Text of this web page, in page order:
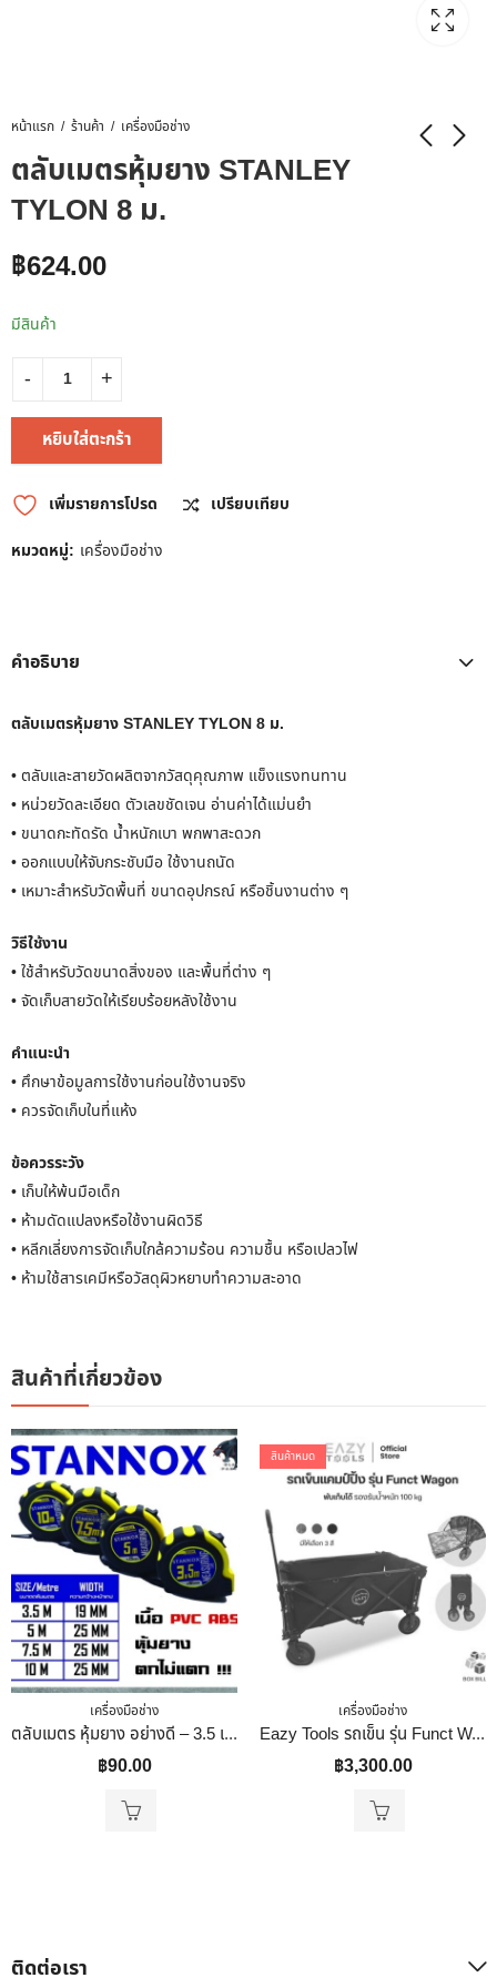
หน้าแรก ร้านค้า เครื่องมือช่าง
ตลับเมตรหุ้มยาง STANLEY
TYLON 8 ม.
฿624.00
มีสินค้า
หยิบใส่ตะกร้า
เพิ่มรายการโปรด
เปรียบเทียบ
หมวดหมู่: เครื่องมือช่าง
คำอธิบาย
ตลับเมตรหุ้มยาง STANLEY TYLON 8 ม.
• ตลับและสายวัดผลิตจากวัสดุคุณภาพ แข็งแรงทนทาน
• หน่วยวัดละเอียด ตัวเลขชัดเจน อ่านค่าได้แม่นยำ
• ขนาดกะทัดรัด น้ำหนักเบา พกพาสะดวก
• ออกแบบให้จับกระชับมือ ใช้งานถนัด
• เหมาะสำหรับวัดพื้นที่ ขนาดอุปกรณ์ หรือชิ้นงานต่าง ๆ
วิธีใช้งาน
• ใช้สำหรับวัดขนาดสิ่งของ และพื้นที่ต่าง ๆ
• จัดเก็บสายวัดให้เรียบร้อยหลังใช้งาน
คำแนะนำ
• ศึกษาข้อมูลการใช้งานก่อนใช้งานจริง
• ควรจัดเก็บในที่แห้ง
ข้อควรระวัง
• เก็บให้พ้นมือเด็ก
• ห้ามดัดแปลงหรือใช้งานผิดวิธี
• หลีกเลี่ยงการจัดเก็บใกล้ความร้อน ความชื้น หรือเปลวไฟ
• ห้ามใช้สารเคมีหรือวัสดุผิวหยาบทำความสะอาด
สินค้าที่เกี่ยวข้อง
เครื่องมือช่าง
ตลับเมตร หุ้มยาง อย่างดี – 3.5 เมตร STANNOX
฿90.00
สินค้าหมด
เครื่องมือช่าง
Eazy Tools รถเข็น รุ่น Funct Wagon สีดำ
฿3,300.00
ติดต่อเรา